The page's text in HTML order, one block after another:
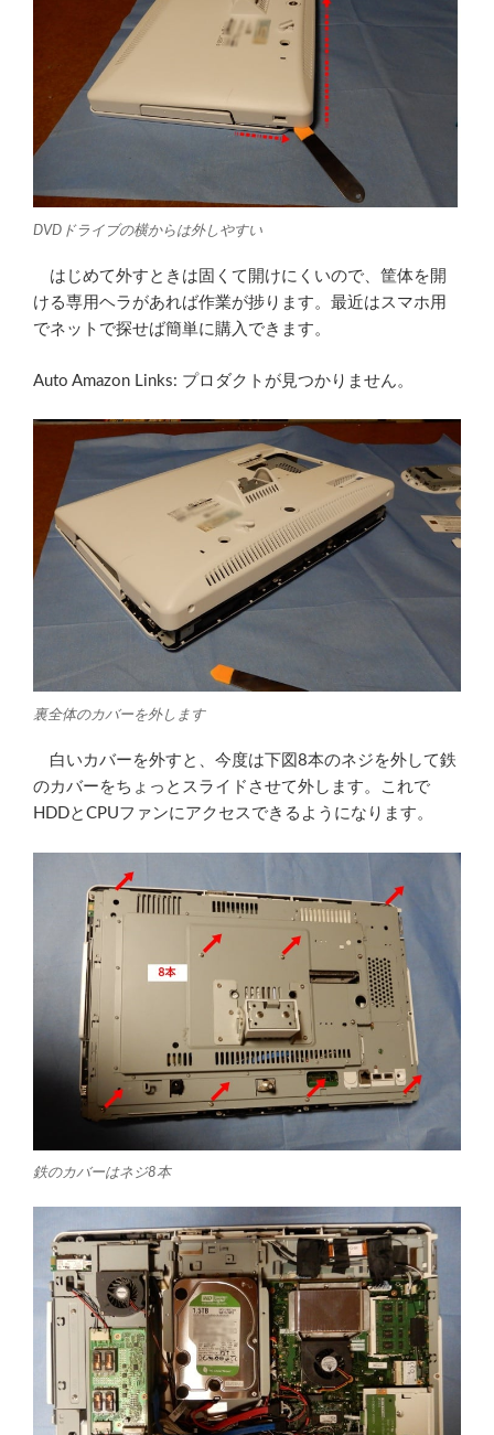
DVDドライブの横からは外しやすい
はじめて外すときは固くて開けにくいので、筐体を開
ける専用ヘラがあれば作業が捗ります。最近はスマホ用
でネットで探せば簡単に購入できます。
Auto Amazon Links: プロダクトが見つかりません。
裏全体のカバーを外します
白いカバーを外すと、今度は下図8本のネジを外して鉄
のカバーをちょっとスライドさせて外します。これで
HDDとCPUファンにアクセスできるようになります。
鉄のカバーはネジ8本